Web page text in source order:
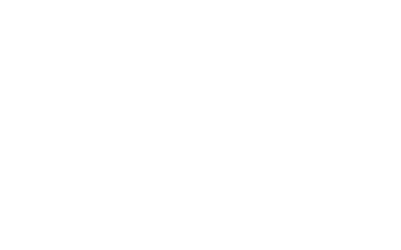
unseren globalen Stellenmarkt nach interessanten